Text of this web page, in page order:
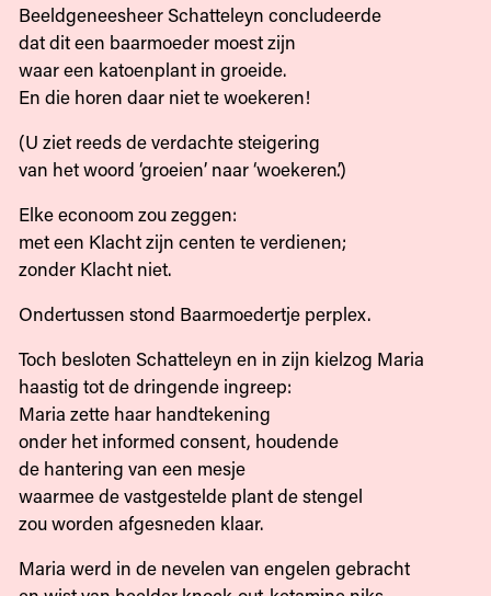
Beeldgeneesheer Schatteleyn concludeerde
dat dit een baarmoeder moest zijn
waar een katoenplant in groeide.
En die horen daar niet te woekeren!
(U ziet reeds de verdachte steigering
van het woord ‘groeien’ naar ‘woekeren’.)
Elke econoom zou zeggen:
met een Klacht zijn centen te verdienen;
zonder Klacht niet.
Ondertussen stond Baarmoedertje perplex.
Toch besloten Schatteleyn en in zijn kielzog Maria
haastig tot de dringende ingreep:
Maria zette haar handtekening
onder het informed consent, houdende
de hantering van een mesje
waarmee de vastgestelde plant de stengel
zou worden afgesneden klaar.
Maria werd in de nevelen van engelen gebracht